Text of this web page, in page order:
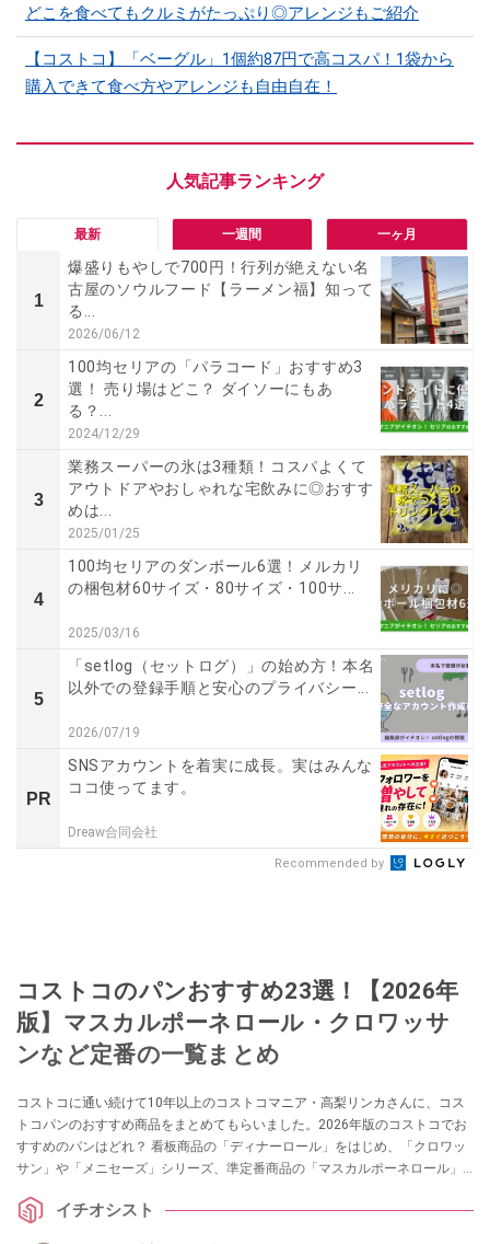
どこを食べてもクルミがたっぷり◎アレンジもご紹介
【コストコ】「ベーグル」1個約87円で高コスパ！1袋から
購入できて食べ方やアレンジも自由自在！
最新 一週間 一ヶ月
1
爆盛りもやしで700円！行列が絶えない名
古屋のソウルフード【ラーメン福】知って
る...
2026/06/12
2
100均セリアの「パラコード」おすすめ3
選！ 売り場はどこ？ ダイソーにもあ
る？...
2024/12/29
3
業務スーパーの氷は3種類！コスパよくて
アウトドアやおしゃれな宅飲みに◎おすす
めは...
2025/01/25
4
100均セリアのダンボール6選！メルカリ
の梱包材60サイズ・80サイズ・100サ...
2025/03/16
5
「setlog（セットログ）」の始め方！本名
以外での登録手順と安心のプライバシー...
2026/07/19
PR
SNSアカウントを着実に成長。実はみんな
ココ使ってます。
Dreaw合同会社
Recommended by
コストコのパンおすすめ23選！【2026年
版】マスカルポーネロール・クロワッサ
ンなど定番の一覧まとめ
コストコに通い続けて10年以上のコストコマニア・高梨リンカさんに、コス
トコパンのおすすめ商品をまとめてもらいました。2026年版のコストコでお
すすめのパンはどれ？ 看板商品の「ディナーロール」をはじめ、「クロワッ
サン」や「メニセーズ」シリーズ、準定番商品の「マスカルポーネロール」
トコベーカリーで作っているパンだけでなく、国内・国外メーカーのパンも
イチオシスト